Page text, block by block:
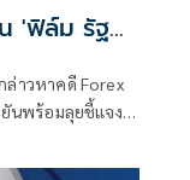
'ฟิล์ม รัฐ
าวหาคดี Forex
นพร้อมลุยชี้แจง ดี